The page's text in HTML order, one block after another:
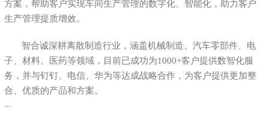
方案，帮助客户实现车间生产管理的数字化、智能化，助力客户
生产管理提质增效。
智合诚深耕离散制造行业，涵盖机械制造、汽车零部件、电
子、材料、医药等领域，目前已成功为1000+客户提供数智化服
务，并与钉钉、电信、华为等达成战略合作，为客户提供更加整
合、优质的产品和方案。
...